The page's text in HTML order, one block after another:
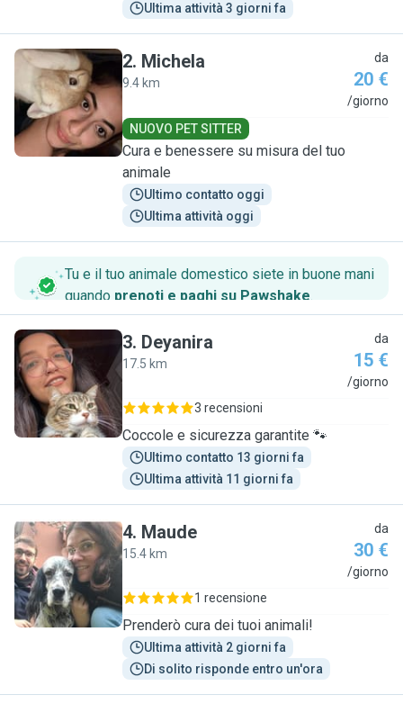
Ultima attività 3 giorni fa
M
2. Michela
9.4 km
da
20 €
/giorno
NUOVO PET SITTER
Cura e benessere su misura del tuo
animale
Ultimo contatto oggi
Ultima attività oggi
Tu e il tuo animale domestico siete in buone mani
quando prenoti e paghi su Pawshake.
D
3. Deyanira
17.5 km
da
15 €
/giorno
3 recensioni
Coccole e sicurezza garantite 🐾
Ultimo contatto 13 giorni fa
Ultima attività 11 giorni fa
M
4. Maude
15.4 km
da
30 €
/giorno
1 recensione
Prenderò cura dei tuoi animali!
Ultima attività 2 giorni fa
Di solito risponde entro un'ora